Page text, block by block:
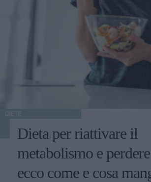
Dieta per riattivare il
metabolismo e
ecco come e cosa